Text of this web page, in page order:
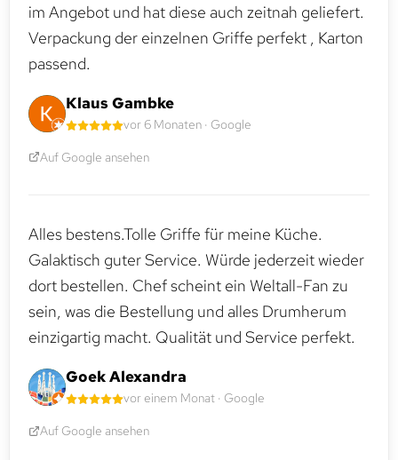
im Angebot und hat diese auch zeitnah geliefert.
Verpackung der einzelnen Griffe perfekt , Karton
passend.
Klaus Gambke
vor 6 Monaten · Google
Auf Google ansehen
Alles bestens.Tolle Griffe für meine Küche.
Galaktisch guter Service. Würde jederzeit wieder
dort bestellen. Chef scheint ein Weltall-Fan zu
sein, was die Bestellung und alles Drumherum
einzigartig macht. Qualität und Service perfekt.
Goek Alexandra
vor einem Monat · Google
Auf Google ansehen